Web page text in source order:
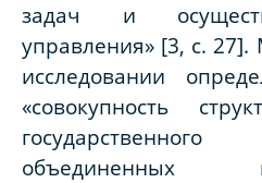
задач и
управления» [3, с.
исследовании
«совокупность